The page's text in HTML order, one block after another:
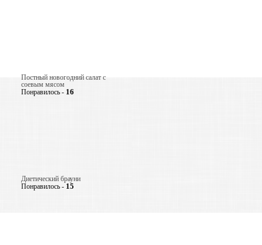
Постный новогодний салат с
соевым мясом
Понравилось - 16
Диетический брауни
Понравилось - 15